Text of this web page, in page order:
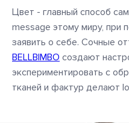
Цвет - главный способ
message этому миру, при
заявить о себе. Сочные
BELLBIMBO создают
экспериментировать с
тканей и фактур делают